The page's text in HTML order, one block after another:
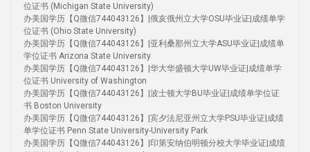
位证书 (Michigan State University)
办美国学历【Q微信744043126】|俄亥俄州立大学OSU毕业证|成绩单学
位证书 (Ohio State University)
办美国学历【Q微信744043126】|亚利桑那州立大学ASU毕业证|成绩单
学位证书 Arizona State University
办美国学历【Q微信744043126】|华大华盛顿大学UW毕业证|成绩单学
位证书 University of Washington
办美国学历【Q微信744043126】|波士顿大学BU毕业证|成绩单学位证
书 Boston University
办美国学历【Q微信744043126】|宾夕法尼亚州立大学PSU毕业证|成绩
单学位证书 Penn State University-University Park
办美国学历【Q微信744043126】|印第安纳伯明顿分校大学毕业证|成绩